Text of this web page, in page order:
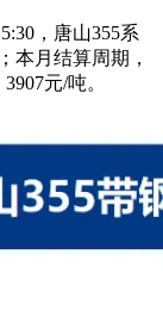
，唐山355系
本月结算周期，
元/吨。